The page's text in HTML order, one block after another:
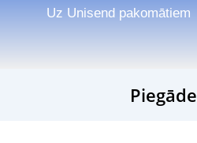
Uz Unisend pakomātiem
Piegāde